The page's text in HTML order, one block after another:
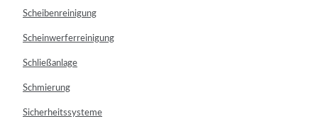
Scheibenreinigung
Scheinwerferreinigung
Schließanlage
Schmierung
Sicherheitssysteme